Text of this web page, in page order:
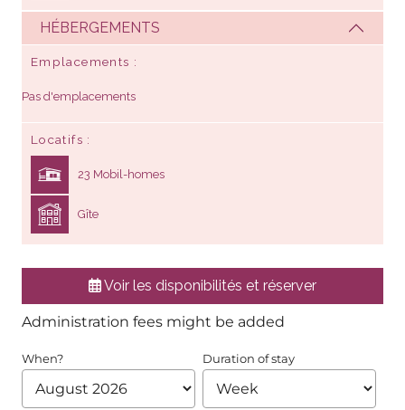
HÉBERGEMENTS
Emplacements
Pas d'emplacements
Locatifs
23 Mobil-homes
Gîte
Voir les disponibilités et réserver